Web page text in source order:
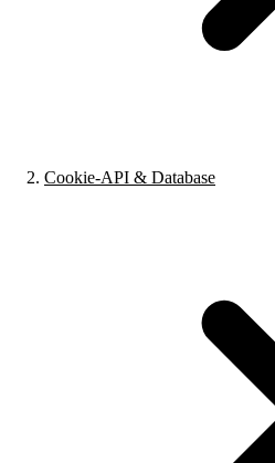
Cookie-API & Database